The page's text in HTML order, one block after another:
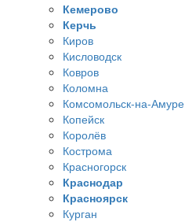
Кемерово
Керчь
Киров
Кисловодск
Ковров
Коломна
Комсомольск-на-Амуре
Копейск
Королёв
Кострома
Красногорск
Краснодар
Красноярск
Курган